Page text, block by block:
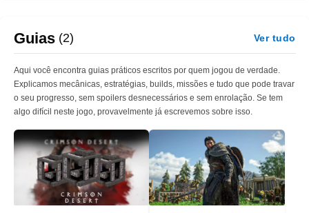
catástrofe que paira sobre Pywel e restaurar a paz no
Guias (2) Ver tudo
Aqui você encontra guias práticos escritos por quem jogou de verdade.
Explicamos mecânicas, estratégias, builds, missões e tudo que pode travar
o seu progresso, sem spoilers desnecessários e sem enrolação. Se tem
algo difícil neste jogo, provavelmente já escrevemos sobre isso.